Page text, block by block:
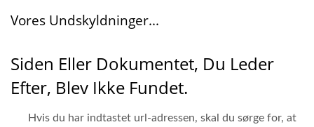
Vores Undskyldninger...
Siden Eller Dokumentet, Du Leder
Efter, Blev Ikke Fundet.
Hvis du har indtastet url-adressen, skal du sørge for, at